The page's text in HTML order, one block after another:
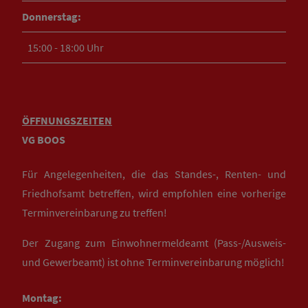
Donnerstag:
15:00 - 18:00 Uhr
ÖFFNUNGSZEITEN
VG BOOS
Für Angelegenheiten, die das Standes-, Renten- und
Friedhofsamt betreffen, wird empfohlen eine vorherige
Terminvereinbarung zu treffen!
Der Zugang zum Einwohnermeldeamt (Pass-/Ausweis-
und Gewerbeamt) ist ohne Terminvereinbarung möglich!
Montag: